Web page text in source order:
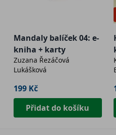
Mandaly balíček 04: e-
kniha + karty
Zuzana Řezáčová
Lukášková
199 Kč
Přidat do košíku